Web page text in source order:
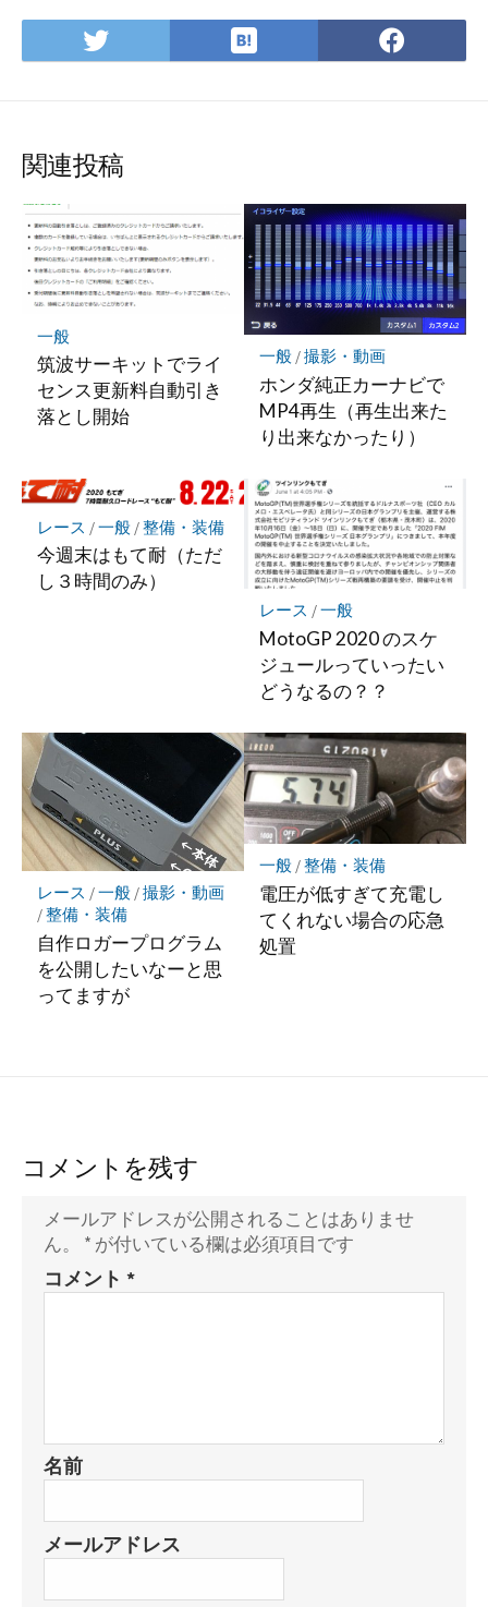
Twitter
で
は
て
マ
ー
ク
に
保
存
で
関連投稿
一般
筑波サーキットでライ
センス更新料自動引き
落とし開始
一般/撮影・動画
ホンダ純正カーナビで
MP4再生（再生出来た
り出来なかったり）
レース /一般/整備・装備
今週末はもて耐（ただ
し３時間のみ）
レース /一般
MotoGP 2020 のスケ
ジュールっていったい
どうなるの？？
レース /一般/撮影・動画
/整備・装備
自作ロガープログラム
を公開したいなーと思
ってますが
一般/整備・装備
電圧が低すぎて充電し
てくれない場合の応急
処置
コメントを残す
メールアドレスが公開されることはありませ
ん。
* が付いている欄は必須項目です
コメント *
名前
メールアドレス